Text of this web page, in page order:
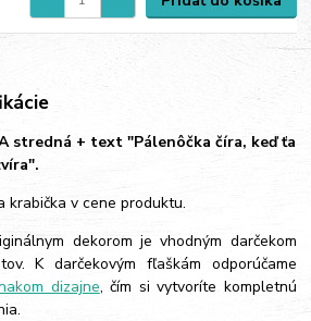
stredná + text "Pálenôčka číra, keď ťa
krabička v cene produktu.
dekorom je vhodným darčekom
K darčekovým fľaškám odporúčame
dizajne, čím si vytvoríte kompletnú